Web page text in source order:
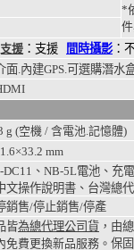
*
援 ：支援 間時攝影 ：
面.內建GPS.可選購潛水
g (空機 / 含電池.記憶體)
mm
DC11、NB-5L電池、充
文操作說明書、台灣總
銷售/停止銷售/停產
皆為總代理公司貨 ，由
免費更換新品服務。 保